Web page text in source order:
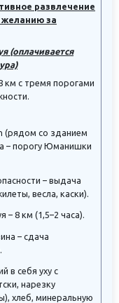
развлечение
желанию за
(оплачивается
км с тремя порогами
(рядом со зданием
– порогу Юманишки
– выдача
весла, каски).
– 8 км (1,5–2 часа).
– сдача
в себя уху с
нарезку
хлеб, минеральную